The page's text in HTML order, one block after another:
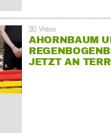
AHORNBAUM
JETZT AN